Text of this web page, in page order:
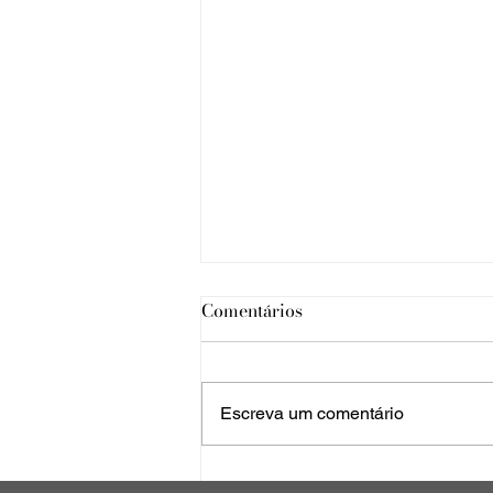
Os dois lados da Cordilheira
Comentários
Escreva um comentário